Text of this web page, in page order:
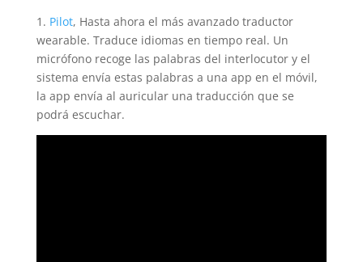
1. Pilot, Hasta ahora el más avanzado traductor
wearable. Traduce idiomas en tiempo real. Un
micrófono recoge las palabras del interlocutor y el
sistema envía estas palabras a una app en el móvil,
la app envía al auricular una traducción que se
podrá escuchar.